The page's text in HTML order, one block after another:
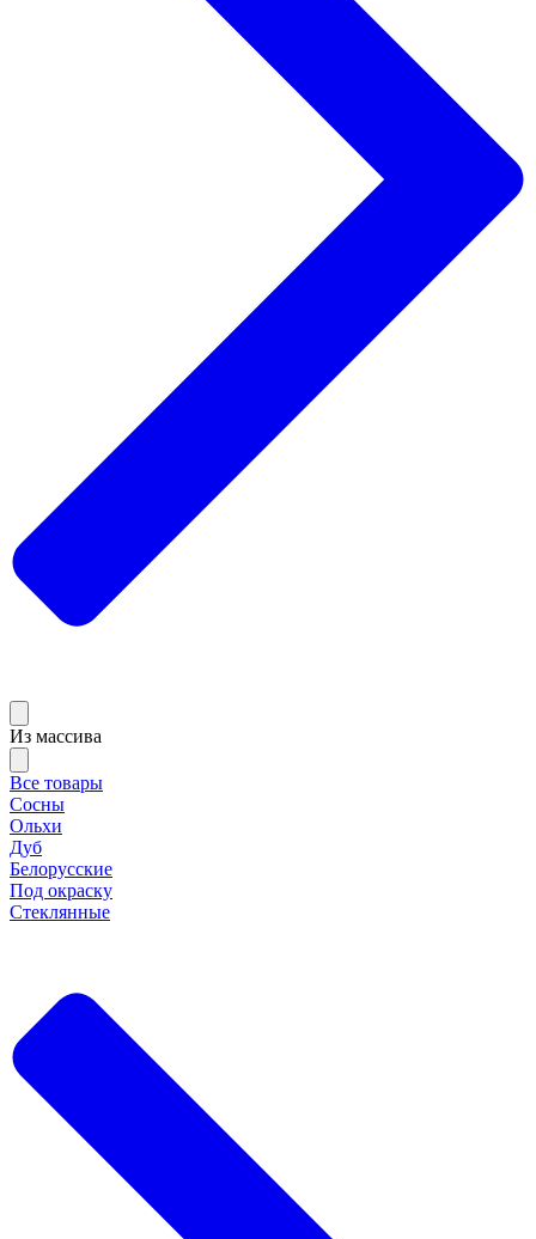
Из массива
Все товары
Сосны
Ольхи
Дуб
Белорусские
Под окраску
Стеклянные